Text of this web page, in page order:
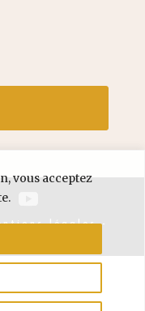
vous acceptez
légales-